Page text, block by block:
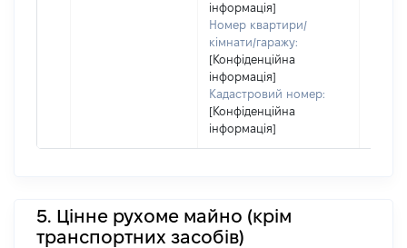
інформація]
Номер квартири/
кімнати/гаражу:
[Конфіденційна
інформація]
Кадастровий номер:
[Конфіденційна
інформація]
5. Цінне рухоме майно (крім
транспортних засобів)